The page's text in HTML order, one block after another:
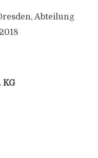
Abteilung
KG